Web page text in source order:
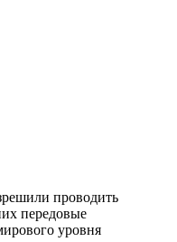
проводить
передовые
уровня